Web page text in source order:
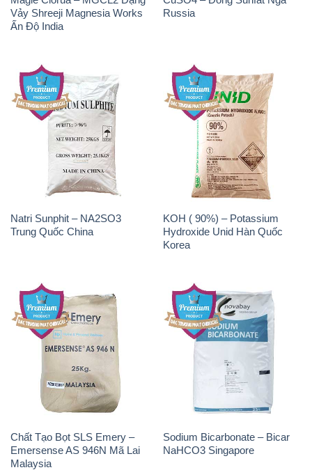
Vảy Shreeji Magnesia Works
Ấn Độ India
Russia
Natri Sunphit – NA2SO3
Trung Quốc China
KOH ( 90%) – Potassium
Hydroxide Unid Hàn Quốc
Korea
Chất Tạo Bọt SLS Emery –
Emersense AS 946N Mã Lai
Malaysia
Sodium Bicarbonate – Bicar
NaHCO3 Singapore